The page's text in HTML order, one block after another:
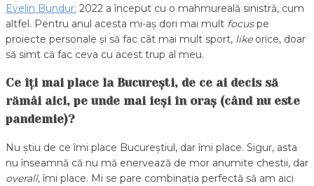
Evelin Bundur: 2022 a început cu o mahmureală sinistră, cum
altfel. Pentru anul acesta mi-aș dori mai mult focuspe
proiecte personale și să fac cât mai mult sport, likeorice, doar
să simt că fac ceva cu acest trup al meu.
Ce îți mai place la București, de ce ai decis să
rămâi aici, pe unde mai ieși în oraș (când nu este
pandemie)?
Nu știu de ce îmi place Bucureștiul, dar îmi place. Sigur, asta
nu înseamnă că nu mă enervează de mor anumite chestii, dar
overall, îmi place. Mi se pare combinația perfectă să am aici